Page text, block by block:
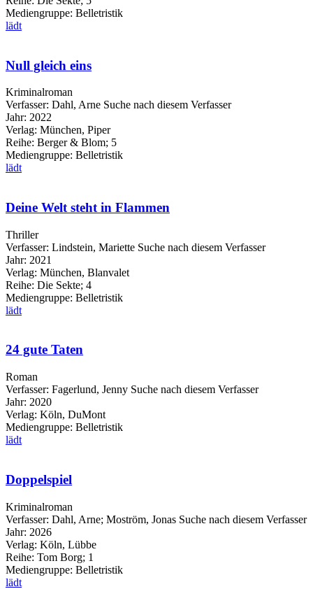
Mediengruppe: Belletristik
lädt
Null gleich eins
Kriminalroman
Verfasser: Dahl, Arne Suche nach diesem Verfasser
Jahr: 2022
Verlag: München, Piper
Reihe: Berger & Blom; 5
Mediengruppe: Belletristik
lädt
Deine Welt steht in Flammen
Thriller
Verfasser: Lindstein, Mariette Suche nach diesem Verfasser
Jahr: 2021
Verlag: München, Blanvalet
Reihe: Die Sekte; 4
Mediengruppe: Belletristik
lädt
24 gute Taten
Roman
Verfasser: Fagerlund, Jenny Suche nach diesem Verfasser
Jahr: 2020
Verlag: Köln, DuMont
Mediengruppe: Belletristik
lädt
Doppelspiel
Kriminalroman
Verfasser: Dahl, Arne; Moström, Jonas Suche nach diesem Verfasser
Jahr: 2026
Verlag: Köln, Lübbe
Reihe: Tom Borg; 1
Mediengruppe: Belletristik
lädt